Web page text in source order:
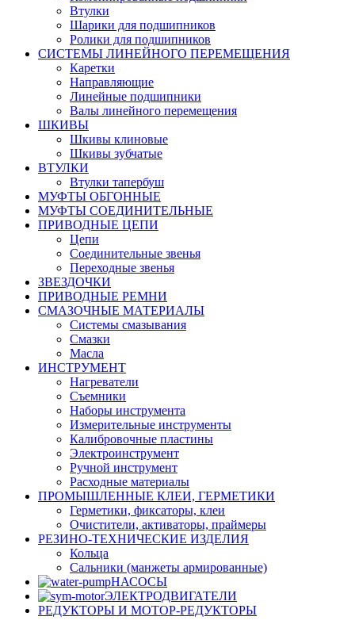
Втулки
Шарики для подшипников
Ролики для подшипников
СИСТЕМЫ ЛИНЕЙНОГО ПЕРЕМЕЩЕНИЯ
Каретки
Направляющие
Линейные подшипники
Валы линейного перемещения
ШКИВЫ
Шкивы клиновые
Шкивы зубчатые
ВТУЛКИ
Втулки тапербуш
МУФТЫ ОБГОННЫЕ
МУФТЫ СОЕДИНИТЕЛЬНЫЕ
ПРИВОДНЫЕ ЦЕПИ
Цепи
Соединительные звенья
Переходные звенья
ЗВЕЗДОЧКИ
ПРИВОДНЫЕ РЕМНИ
СМАЗОЧНЫЕ МАТЕРИАЛЫ
Системы смазывания
Смазки
Масла
ИНСТРУМЕНТ
Нагреватели
Съемники
Наборы инструмента
Измерительные инструменты
Калибровочные пластины
Электроинструмент
Ручной инструмент
Расходные материалы
ПРОМЫШЛЕННЫЕ КЛЕИ, ГЕРМЕТИКИ
Герметики, фиксаторы, клеи
Очистители, активаторы, праймеры
РЕЗИНО-ТЕХНИЧЕСКИЕ ИЗДЕЛИЯ
Кольца
Сальники (манжеты армированные)
НАСОСЫ
ЭЛЕКТРОДВИГАТЕЛИ
РЕДУКТОРЫ И МОТОР-РЕДУКТОРЫ